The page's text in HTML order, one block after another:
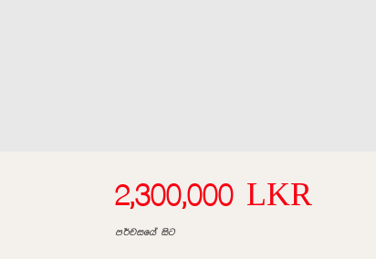
2,300,000 LKR
පර්චසයේ සිට